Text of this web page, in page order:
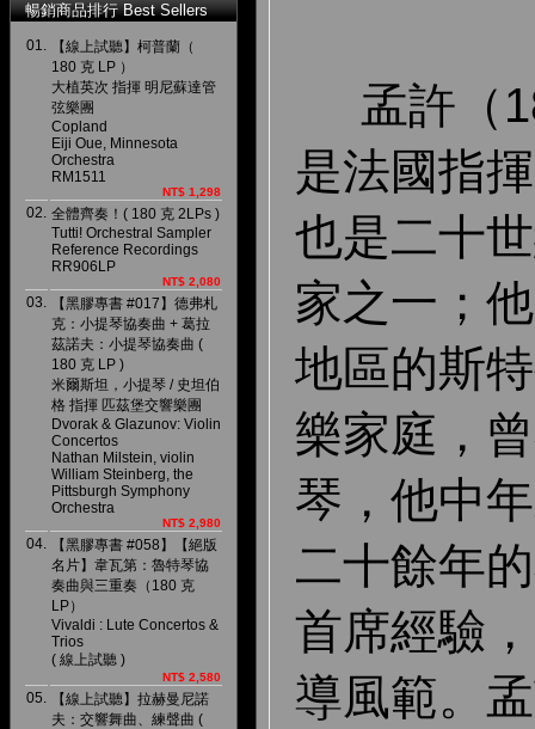
暢銷商品排行 Best Sellers
01.
【線上試聽】柯普蘭（
180 克 LP ）
大植英次 指揮 明尼蘇達管
弦樂團
Copland
Eiji Oue, Minnesota
Orchestra
RM1511
NT$ 1,298
02. 全體齊奏！( 180 克 2LPs )
Tutti! Orchestral Sampler
Reference Recordings
RR906LP
NT$ 2,080
03.
【黑膠專書 #017】德弗札
克：小提琴協奏曲 + 葛拉
茲諾夫：小提琴協奏曲 (
180 克 LP )
米爾斯坦，小提琴 / 史坦伯
格 指揮 匹茲堡交響樂團
Dvorak & Glazunov: Violin
Concertos
Nathan Milstein, violin
William Steinberg, the
Pittsburgh Symphony
Orchestra
NT$ 2,980
04.
【黑膠專書 #058】【絕版
名片】韋瓦第：魯特琴協
奏曲與三重奏（180 克
LP）
Vivaldi : Lute Concertos &
Trios
( 線上試聽 )
NT$ 2,580
05.
【線上試聽】拉赫曼尼諾
夫：交響舞曲、練聲曲 (
孟許（
是法國指
也是二十
家之一；
地區的斯
樂家庭，
琴 ，他中
二十餘年
首席經驗
導風範。